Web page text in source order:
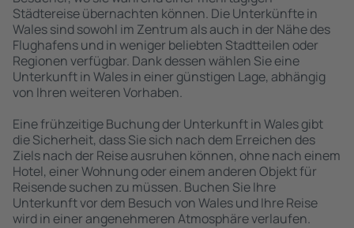
Städtereise übernachten können. Die Unterkünfte in
Wales sind sowohl im Zentrum als auch in der Nähe des
Flughafens und in weniger beliebten Stadtteilen oder
Regionen verfügbar. Dank dessen wählen Sie eine
Unterkunft in Wales in einer günstigen Lage, abhängig
von Ihren weiteren Vorhaben.
Eine frühzeitige Buchung der Unterkunft in Wales gibt
die Sicherheit, dass Sie sich nach dem Erreichen des
Ziels nach der Reise ausruhen können, ohne nach einem
Hotel, einer Wohnung oder einem anderen Objekt für
Reisende suchen zu müssen. Buchen Sie Ihre
Unterkunft vor dem Besuch von Wales und Ihre Reise
wird in einer angenehmeren Atmosphäre verlaufen.